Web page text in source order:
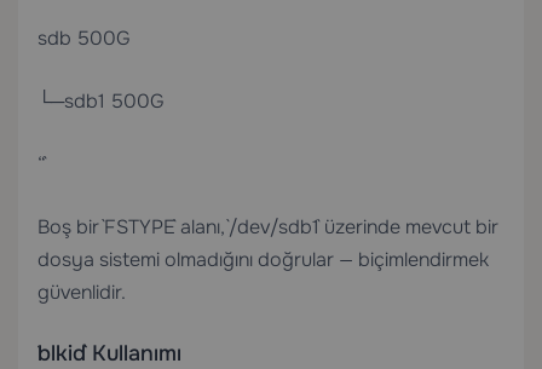
sdb 500G
└─sdb1 500G
“`
Boş bir `FSTYPE` alanı, `/dev/sdb1` üzerinde mevcut bir
dosya sistemi olmadığını doğrular — biçimlendirmek
güvenlidir.
`blkid` Kullanımı